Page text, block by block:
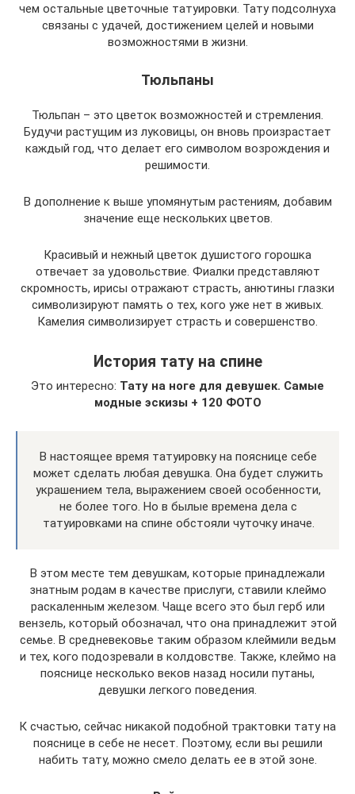
чем остальные цветочные татуировки. Тату подсолнуха
связаны с удачей, достижением целей и новыми
возможностями в жизни.
Тюльпаны
Тюльпан – это цветок возможностей и стремления.
Будучи растущим из луковицы, он вновь произрастает
каждый год, что делает его символом возрождения и
решимости.
В дополнение к выше упомянутым растениям, добавим
значение еще нескольких цветов.
Красивый и нежный цветок душистого горошка
отвечает за удовольствие. Фиалки представляют
скромность, ирисы отражают страсть, анютины глазки
символизируют память о тех, кого уже нет в живых.
Камелия символизирует страсть и совершенство.
История тату на спине
Это интересно: Тату на ноге для девушек. Самые
модные эскизы + 120 ФОТО
В настоящее время татуировку на пояснице себе
может сделать любая девушка. Она будет служить
украшением тела, выражением своей особенности,
не более того. Но в былые времена дела с
татуировками на спине обстояли чуточку иначе.
В этом месте тем девушкам, которые принадлежали
знатным родам в качестве прислуги, ставили клеймо
раскаленным железом. Чаще всего это был герб или
вензель, который обозначал, что она принадлежит этой
семье. В средневековье таким образом клеймили ведьм
и тех, кого подозревали в колдовстве. Также, клеймо на
пояснице несколько веков назад носили путаны,
девушки легкого поведения.
К счастью, сейчас никакой подобной трактовки тату на
пояснице в себе не несет. Поэтому, если вы решили
набить тату, можно смело делать ее в этой зоне.